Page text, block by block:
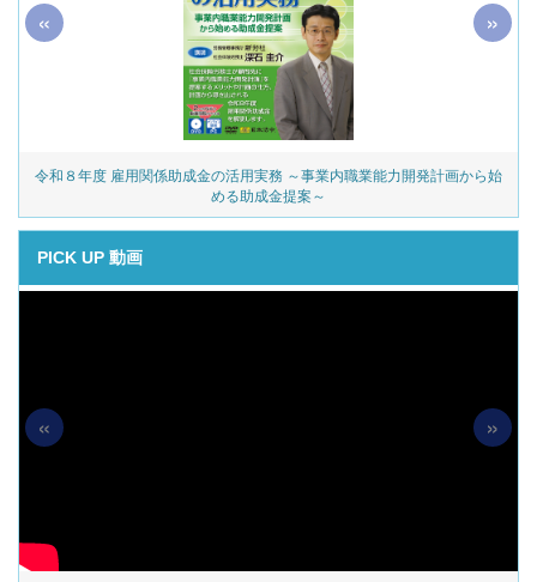
令和８年度 雇用関係助成金の活用実務 ～事業内職業能力開発計画から始
める助成金提案～
« »
PICK UP 動画
« »